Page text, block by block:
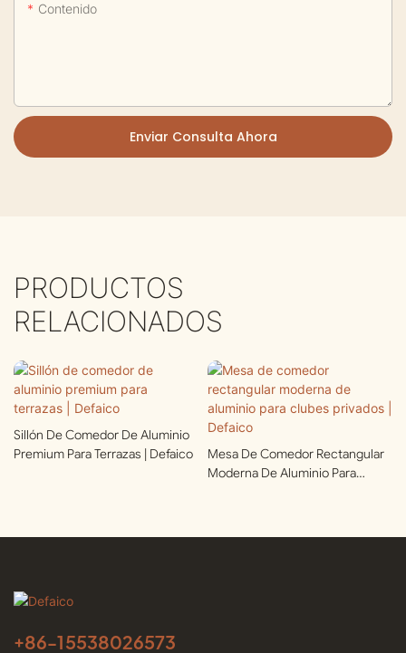
Contenido
Enviar Consulta Ahora
PRODUCTOS
RELACIONADOS
Sillón De Comedor De Aluminio
Premium Para Terrazas | Defaico
Mesa De Comedor Rectangular
Moderna De Aluminio Para
+86-15538026573